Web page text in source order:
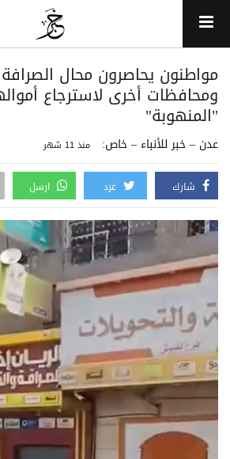
مواطنون يحاصرون محال
ومحافظات أخرى لاسترجاع
"المنهوبة"
عدن – خبر للأنباء – خاص: منذ 11 شهر
شارك غرد ارسل